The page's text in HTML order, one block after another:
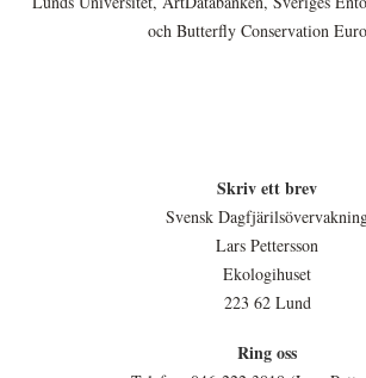
och Butterfly Conservation
Skriv ett brev
Svensk
Lars Pettersson
Ekologihuset
223 62 Lund
Ring oss